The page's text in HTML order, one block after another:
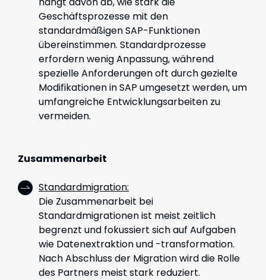
Geschäftsprozesse mit den
standardmäßigen SAP-Funktionen
übereinstimmen. Standardprozesse
erfordern wenig Anpassung, während
spezielle Anforderungen oft durch gezielte
Modifikationen in SAP umgesetzt werden, um
umfangreiche Entwicklungsarbeiten zu
vermeiden.
Zusammenarbeit
Standardmigration:
Die Zusammenarbeit bei
Standardmigrationen ist meist zeitlich
begrenzt und fokussiert sich auf Aufgaben
wie Datenextraktion und -transformation.
Nach Abschluss der Migration wird die Rolle
des Partners meist stark reduziert.